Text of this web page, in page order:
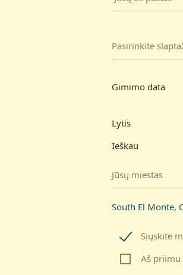
Pasirinkite
Gimimo data
Lytis
Ieškau
Jūsų miestas
South El Monte,
Siųskite
Aš priimu